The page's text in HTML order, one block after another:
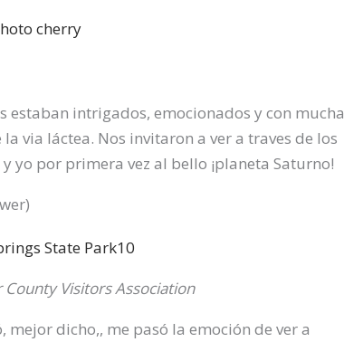
estaban intrigados, emocionados y con mucha
via láctea. Nos invitaron a ver a traves de los
yo por primera vez al bello ¡planeta Saturno!
Visitors Association
dicho,, me pasó la emoción de ver a